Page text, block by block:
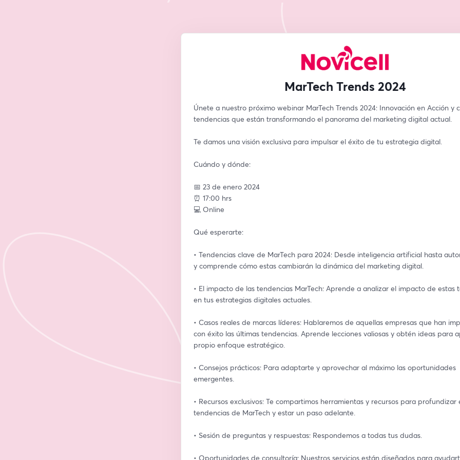
MarTech Trends 2024
Únete a nuestro próximo webinar MarTech Trends 2024: Innovación en Acción y
tendencias que están transformando el panorama del marketing digital actual.
Te damos una visión exclusiva para impulsar el éxito de tu estrategia digital.
Cuándo y dónde:
📅 23 de enero 2024
⏰ 17:00 hrs
💻 Online
Qué esperarte:
• Tendencias clave de MarTech para 2024: Desde inteligencia artificial hasta
y comprende cómo estas cambiarán la dinámica del marketing digital.
• El impacto de las tendencias MarTech: Aprende a analizar el impacto de estas
en tus estrategias digitales actuales.
• Casos reales de marcas líderes: Hablaremos de aquellas empresas que han
con éxito las últimas tendencias. Aprende lecciones valiosas y obtén ideas para
propio enfoque estratégico.
• Consejos prácticos: Para adaptarte y aprovechar al máximo las oportunidades
emergentes.
• Recursos exclusivos: Te compartimos herramientas y recursos para profundizar
tendencias de MarTech y estar un paso adelante.
• Sesión de preguntas y respuestas: Respondemos a todas tus dudas.
• Oportunidades de consultoría: Nuestros servicios están diseñados para